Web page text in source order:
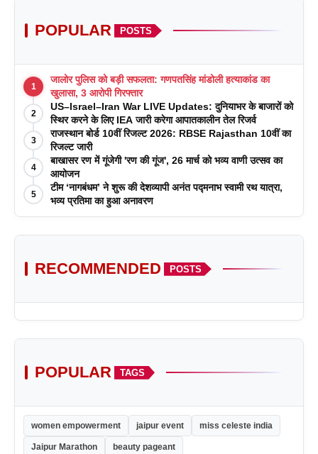
POPULAR POSTS
1
जालोर पुलिस को बड़ी सफलता: गणपतसिंह मांडोली हत्याकांड का
खुलासा, 3 आरोपी गिरफ्तार
2
US–Israel–Iran War LIVE Updates: दुनियाभर के बाजारों को
स्थिर करने के लिए IEA जारी करेगा आपातकालीन तेल रिजर्व
3
राजस्थान बोर्ड 10वीं रिजल्ट 2026: RBSE Rajasthan 10वीं का
रिजल्ट जारी
4
बाखासर रण में गूंजेगी 'रण की गूंज', 26 मार्च को भव्य वाणी उत्सव का
आयोजन
5
टीम ‘नागबंधम’ ने शुरू की देशव्यापी अनंत पद्मनाभ स्वामी रथ यात्रा,
भव्य प्रतिमा का हुआ अनावरण
RECOMMENDED POSTS
POPULAR TAGS
women empowerment jaipur event miss celeste india
Jaipur Marathon beauty pageant